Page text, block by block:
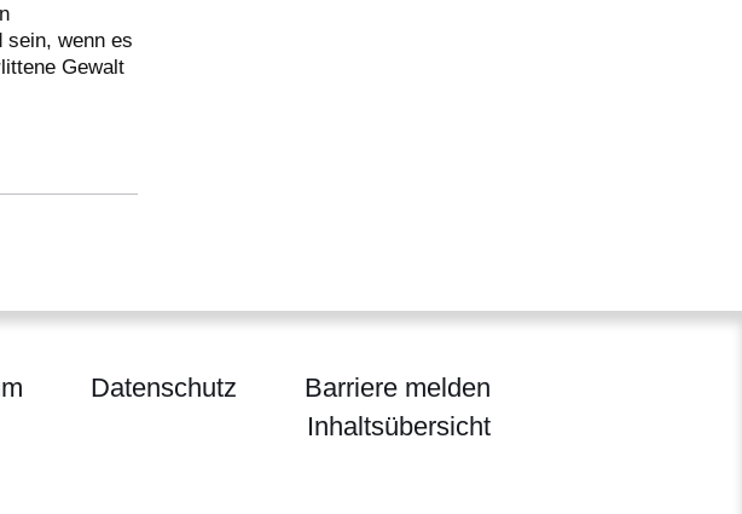
sein, wenn es
Gewalt
Datenschutz
Barriere melden
Inhaltsübersicht